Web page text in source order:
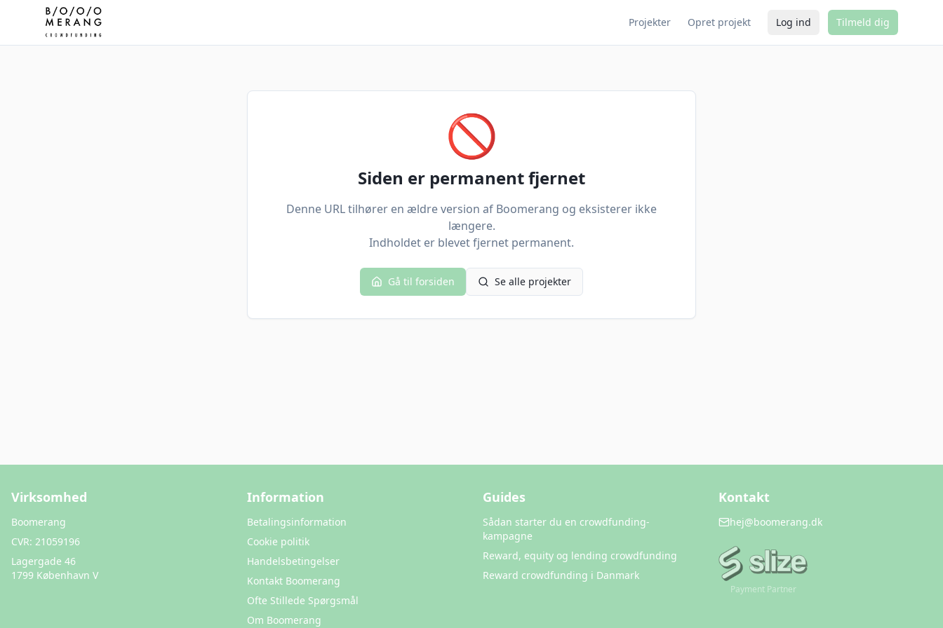
Projekter Opret projekt Log ind Tilmeld dig
🚫
Siden er permanent fjernet
Denne URL tilhører en ældre version af Boomerang og eksisterer ikke
længere.
Indholdet er blevet fjernet permanent.
Gå til forsiden Se alle projekter
Virksomhed
Boomerang
CVR: 21059196
Lagergade 46
1799 København V
Information
Betalingsinformation
Cookie politik
Handelsbetingelser
Kontakt Boomerang
Ofte Stillede Spørgsmål
Om Boomerang
Guides
Sådan starter du en crowdfunding-
kampagne
Reward, equity og lending crowdfunding
Reward crowdfunding i Danmark
Kontakt
hej@boomerang.dk
Payment Partner